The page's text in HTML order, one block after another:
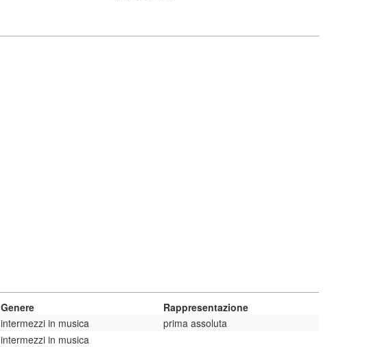
Genere
Rappresentazione
intermezzi in musica
prima assoluta
intermezzi in musica